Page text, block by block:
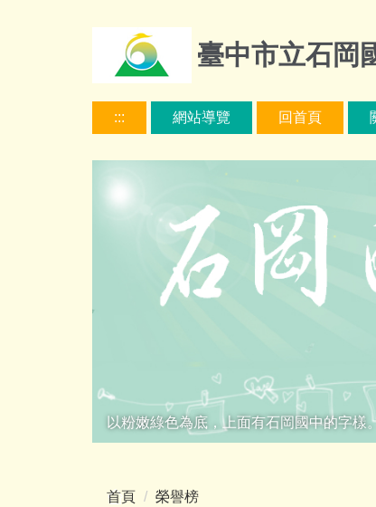
臺中市立石岡
::: 網站導覽 回首頁
以粉嫩綠色為底，上面有石岡國中的字
首頁 榮譽榜